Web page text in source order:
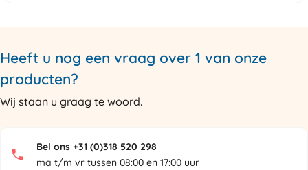
Heeft u nog een vraag over 1 van onze
producten?
Wij staan u graag te woord.
Bel ons +31 (0)318 520 298
ma t/m vr tussen 08:00 en 17:00 uur